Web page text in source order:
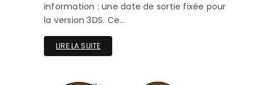
information : une date de sortie fixée pour
la version 3DS. Ce…
LIRE LA SUITE